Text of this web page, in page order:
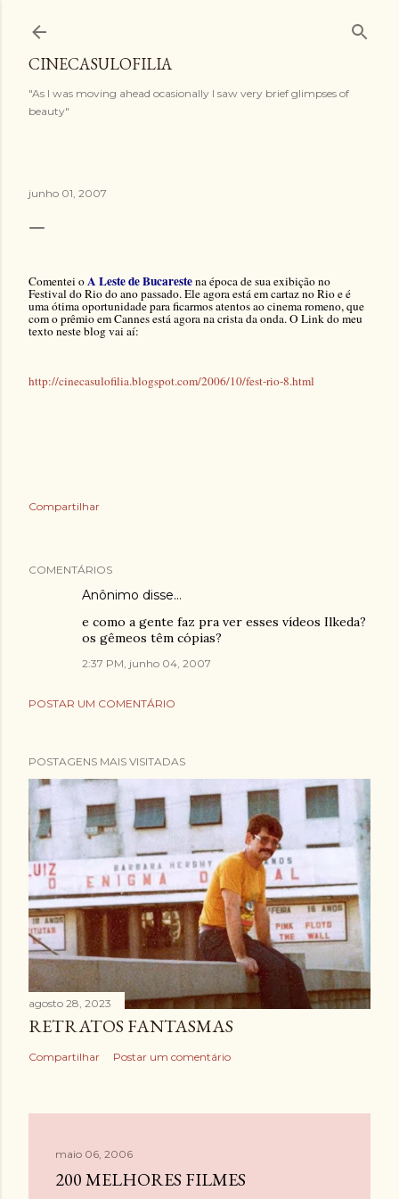
CINECASULOFILIA
"As I was moving ahead ocasionally I saw very brief glimpses of
beauty"
junho 01, 2007
Comentei oA Leste de Bucarestena época de sua exibição no
Festival do Rio do ano passado. Ele agora está em cartaz no Rio e é
uma ótima oportunidade para ficarmos atentos ao cinema romeno, que
com o prêmio em Cannes está agora na crista da onda. O Link do meu
texto neste blog vai aí:
http://cinecasulofilia.blogspot.com/2006/10/fest-rio-8.html
Compartilhar
COMENTÁRIOS
Anônimo disse…
e como a gente faz pra ver esses vídeos Ilkeda?
os gêmeos têm cópias?
2:37 PM, junho 04, 2007
POSTAR UM COMENTÁRIO
POSTAGENS MAIS VISITADAS
agosto 28, 2023
RETRATOS FANTASMAS
Compartilhar Postar um comentário
maio 06, 2006
200 MELHORES FILMES